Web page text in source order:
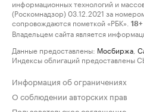
информационных технологий и
(Роскомнадзор) 03.12.2021 за
сопровождаются пометкой «РБК».
18+
Владельцем сайта является
Данные предоставлены: Мосбиржа
Индексы облигаций предоставлены
Информация об ограничениях
О соблюдении авторских прав